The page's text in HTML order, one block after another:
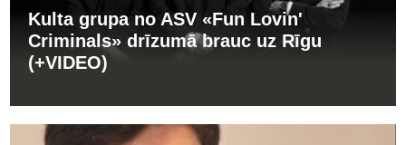
Kulta grupa no ASV «Fun Lovin'
Criminals» drīzumā brauc uz Rīgu
(+VIDEO)